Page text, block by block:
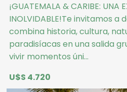
¡GUATEMALA & CARIBE: UNA
INOLVIDABLE!Te invitamos a
combina historia, cultura,
paradisíacas en una salida
vivir momentos úni...
U$S 4.720